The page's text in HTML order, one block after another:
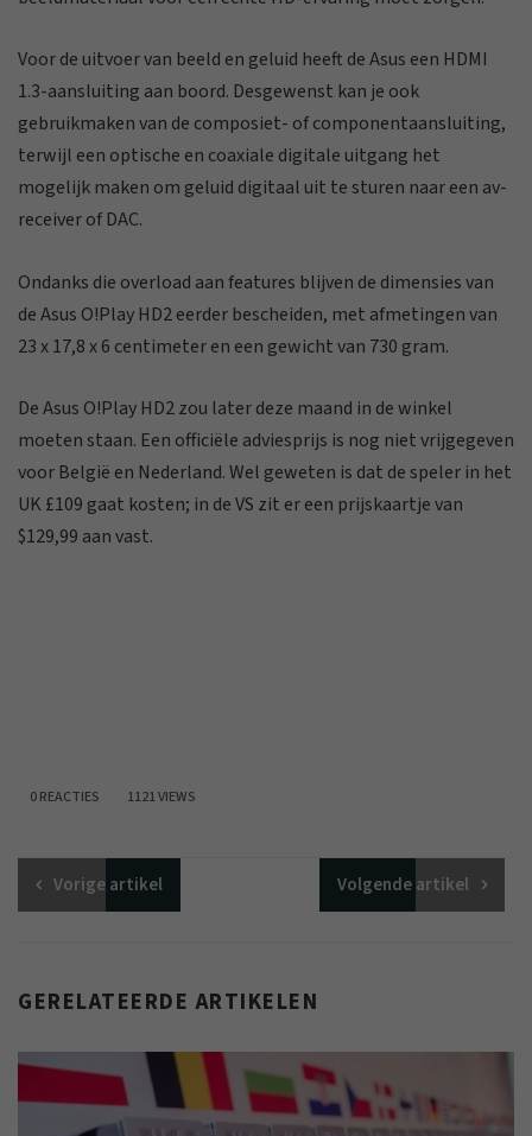
Voor de uitvoer van beeld en geluid heeft de Asus een HDMI
1.3-aansluiting aan boord. Desgewenst kan je ook
gebruikmaken van de composiet- of componentaansluiting,
terwijl een optische en coaxiale digitale uitgang het
mogelijk maken om geluid digitaal uit te sturen naar een av-
receiver of DAC.
Ondanks die overload aan features blijven de dimensies van
de Asus O!Play HD2 eerder bescheiden, met afmetingen van
23 x 17,8 x 6 centimeter en een gewicht van 730 gram.
De Asus O!Play HD2 zou later deze maand in de winkel
moeten staan. Een officiële adviesprijs is nog niet vrijgegeven
voor België en Nederland. Wel geweten is dat de speler in het
UK £109 gaat kosten; in de VS zit er een prijskaartje van
$129,99 aan vast.
0 REACTIES 1121 VIEWS
Vorigeartikel Volgendeartikel
GERELATEERDE ARTIKELEN